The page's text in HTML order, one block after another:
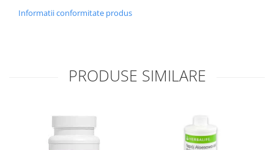
Informatii conformitate produs
PRODUSE SIMILARE